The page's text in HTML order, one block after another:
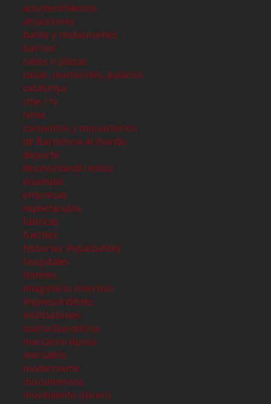
acontecimientos
atracciones
bares y restaurantes
barrios
calles o plazas
casas, mansiones, palacios
catalunya
cine / tv
cines
conventos y monasterios
de Barcelona al mundo
deporte
desmontando mitos
eixample
empresas
espectáculos
fabricas
fuentes
historias impactantes
hospitales
hoteles
imaginario colectivo
imprescindibles
instituciones
marca Barcelona
marcaron época
mercados
modernismo
monumentos
movimiento obrero